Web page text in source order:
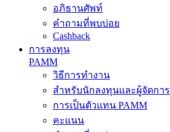
อภิธานศัพท์
คำถามที่พบบ่อย
Cashback
การลงทุน
PAMM
วิธีการทำงาน
สำหรับนักลงทุนและผู้จัดการ
การเป็นตัวแทน PAMM
คะแนน